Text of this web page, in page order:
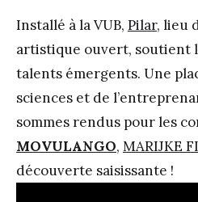
Installé à la VUB, Pilar, lieu
artistique ouvert, soutient
talents émergents. Une
sciences et de
sommes rendus pour les
MOVULANGO, MARIJKE
découverte saisissante !